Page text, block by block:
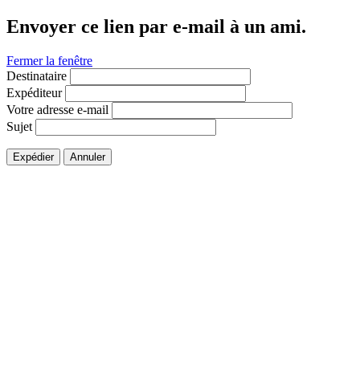
Envoyer ce lien par e-mail à un ami.
Fermer la fenêtre
Destinataire
Expéditeur
Votre adresse e-mail
Sujet
Expédier Annuler